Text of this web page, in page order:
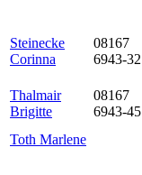
Steinecke
Corinna
08167
6943-32
Thalmair
Brigitte
08167
6943-45
Toth Marlene